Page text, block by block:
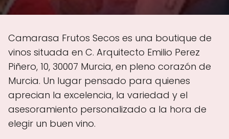
Camarasa Frutos Secos es una boutique de
vinos situada en C. Arquitecto Emilio Perez
Piñero, 10, 30007 Murcia, en pleno corazón de
Murcia. Un lugar pensado para quienes
aprecian la excelencia, la variedad y el
asesoramiento personalizado a la hora de
elegir un buen vino.